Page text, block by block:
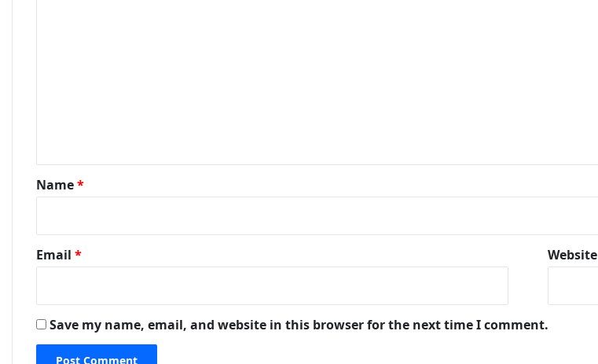
Name*
Email * Website
Save my name, email, and website in this browser for the next time I comment.